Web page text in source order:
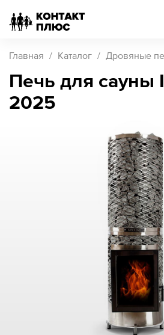
Главная Каталог Дровяные
Печь для сауны
2025
499
504-
48
Каталог
Стать
партнером